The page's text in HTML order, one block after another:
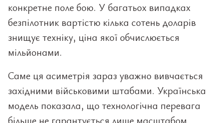
конкретне поле бою. У багатьох випадках
безпілотник вартістю кілька сотень доларів
знищує техніку, ціна якої обчислюється
мільйонами.
Саме ця асиметрія зараз уважно вивчається
західними військовими штабами. Українська
модель показала, що технологічна перевага
більше не гарантується лише масштабом